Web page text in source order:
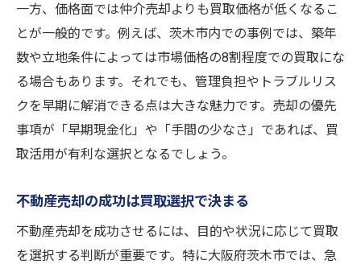
一方、価格面では仲介売却よりも買取価格が低くなるこ
とが一般的です。例えば、茨木市内での事例では、築年
数や立地条件によっては市場価格の8割程度での買取にな
る場合もあります。それでも、管理負担やトラブルリス
クを早期に解消できる点は大きな魅力です。売却の優先
事項が「早期現金化」や「手間の少なさ」であれば、買
取活用が有利な選択となるでしょう。
不動産売却の成功は買取選択で決まる
不動産売却を成功させるには、目的や状況に応じて買取
を選択する判断が重要です。特に大阪府茨木市では、急